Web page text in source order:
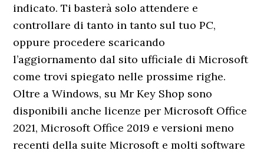
indicato. Ti basterà solo attendere e
controllare di tanto in tanto sul tuo PC,
oppure procedere scaricando
l’aggiornamento dal sito ufficiale di Microsoft
come trovi spiegato nelle prossime righe.
Oltre a Windows, su Mr Key Shop sono
disponibili anche licenze per Microsoft Office
2021, Microsoft Office 2019 e versioni meno
recenti della suite Microsoft e molti software